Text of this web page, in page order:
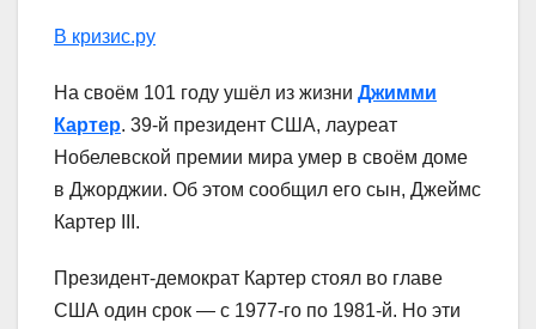
В кризис.ру
На своём 101 году ушёл из жизни Джимми
Картер. 39-й президент США, лауреат
Нобелевской премии мира умер в своём доме
в Джорджии. Об этом сообщил его сын, Джеймс
Картер III.
Президент-демократ Картер стоял во главе
США один срок — с 1977-го по 1981-й. Но эти